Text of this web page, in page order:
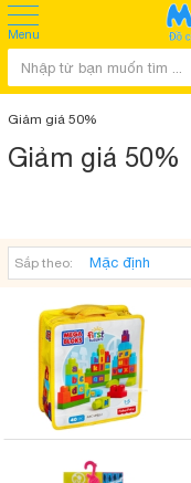
Menu
Giảm giá 50%
Sắp theo:
Giảm giá 50%